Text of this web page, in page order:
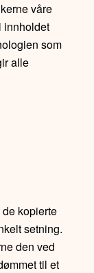
våre
innholdet
som
alle
kopierte
setning.
den ved
til et